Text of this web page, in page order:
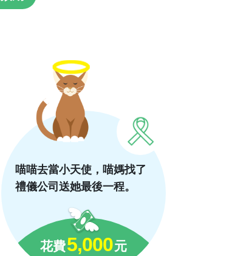
喵喵去當小天使，喵媽找了
禮儀公司送她最後一程。
花費5,000元